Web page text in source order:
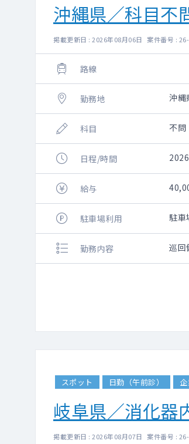
沖縄県／科目不
掲載更新日 : 2026年08月06日 案件番号 :
路線
勤務地 沖縄
科目 不問
日程/時間
給与
駐車場利用 駐車
勤務内容 巡回
スポット 日勤（午前診）
岐阜県／消化器
掲載更新日 : 2026年08月07日 案件番号 :